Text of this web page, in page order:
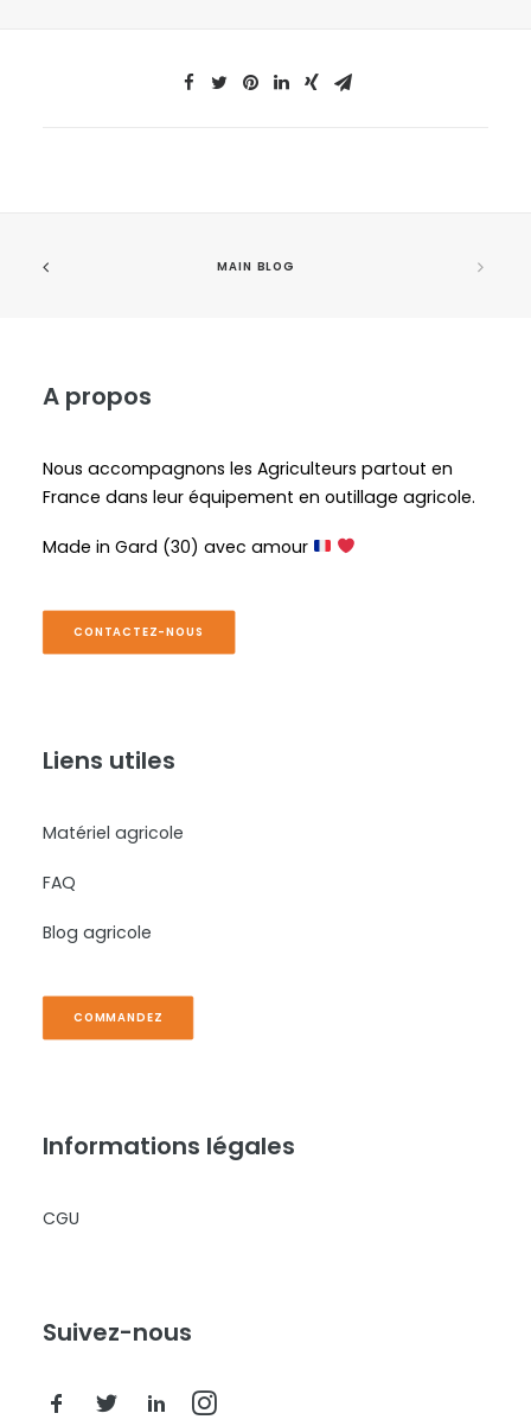
MAIN BLOG
A propos
Nous accompagnons les Agriculteurs partout en
France dans leur équipement en outillage agricole.
Made in Gard (30) avec amour
CONTACTEZ-NOUS
Liens utiles
Matériel agricole
FAQ
Blog agricole
COMMANDEZ
Informations légales
CGU
Suivez-nous